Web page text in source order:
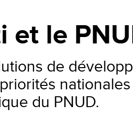
et le
de
du PNUD.